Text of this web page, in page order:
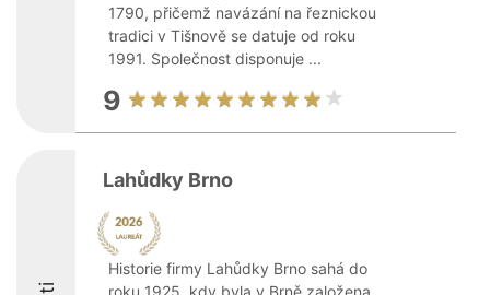
1790, přičemž navázání na řeznickou
tradici v Tišnově se datuje od roku
1991. Společnost disponuje ...
9
Lahůdky Brno
Historie firmy Lahůdky Brno sahá do
roku 1925, kdy byla v Brně založena